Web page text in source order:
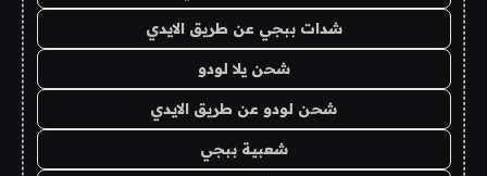
شدات ببجي عن طريق الايدي
شحن يلا لودو
شحن لودو عن طريق الايدي
شعبية ببجي